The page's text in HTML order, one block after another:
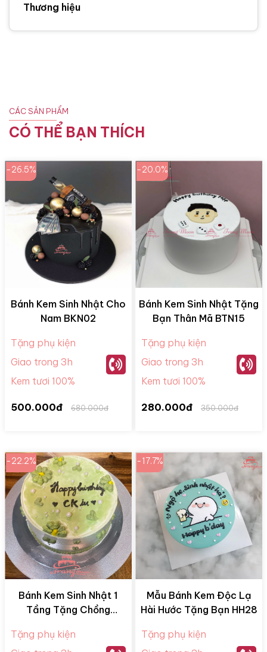
Thương hiệu
CÁC SẢN PHẨM
CÓ THỂ BẠN THÍCH
-26.5%
Bánh Kem Sinh Nhật Cho
Nam BKN02
Tặng phụ kiện
Giao trong 3h
Kem tươi 100%
500.000đ 680.000đ
-20.0%
Bánh Kem Sinh Nhật Tặng
Bạn Thân Mã BTN15
Tặng phụ kiện
Giao trong 3h
Kem tươi 100%
280.000đ 350.000đ
-22.2%
Bánh Kem Sinh Nhật 1
Tầng Tặng Chồng
Tặng phụ kiện
-17.7%
Mẫu Bánh Kem Độc Lạ
Hài Hước Tặng Bạn HH28
Tặng phụ kiện